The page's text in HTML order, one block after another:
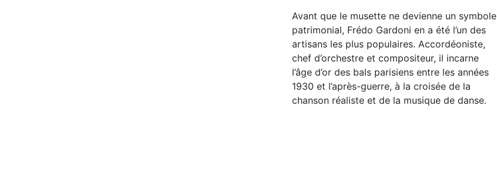
Avant que le musette ne devienne un symbole
patrimonial, Frédo Gardoni en a été l’un des
artisans les plus populaires. Accordéoniste,
chef d’orchestre et compositeur, il incarne
l’âge d’or des bals parisiens entre les années
1930 et l’après-guerre, à la croisée de la
chanson réaliste et de la musique de danse.